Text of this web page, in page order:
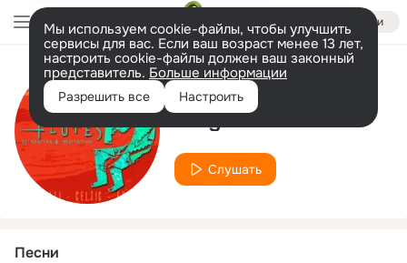
Войти
Мы используем cookie-файлы, чтобы улучшить
сервисы для вас. Если ваш возраст менее 13 лет,
настроить cookie-файлы должен ваш законный
представитель. Больше информации
Разрешить все Настроить
Исполнитель
Jürgen Müller
Слушать
Песни